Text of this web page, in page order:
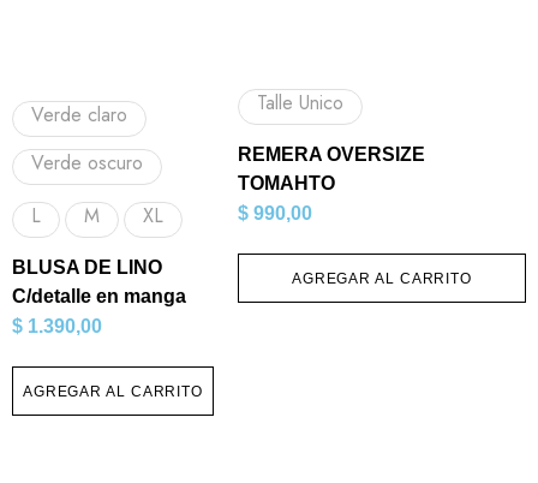
Verde claro
Verde oscuro
L
M XL
BLUSA DE LINO
C/detalle en manga
$ 1.390,00
AGREGAR AL CARRITO
Talle Unico
REMERA OVERSIZE
TOMAHTO
$ 990,00
AGREGAR AL CARRITO